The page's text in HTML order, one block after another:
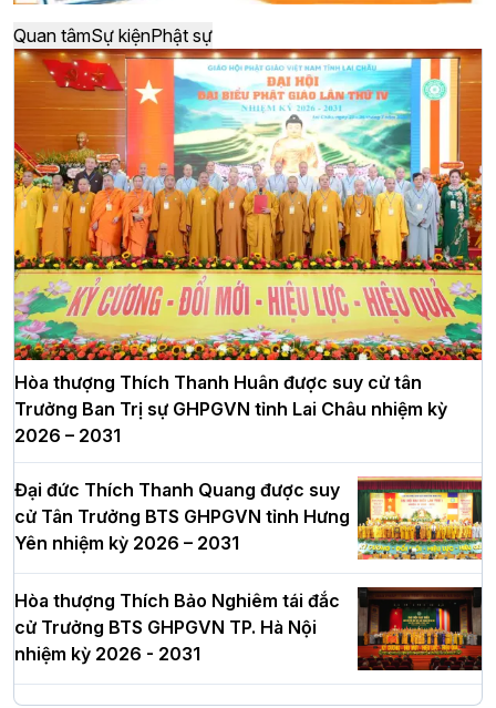
Quan tâmSự kiệnPhật sự
Hòa thượng Thích Thanh Huân được suy cử tân
Trưởng Ban Trị sự GHPGVN tỉnh Lai Châu nhiệm kỳ
2026 – 2031
Đại đức Thích Thanh Quang được suy
cử Tân Trưởng BTS GHPGVN tỉnh Hưng
Yên nhiệm kỳ 2026 – 2031
Hòa thượng Thích Bảo Nghiêm tái đắc
cử Trưởng BTS GHPGVN TP. Hà Nội
nhiệm kỳ 2026 - 2031